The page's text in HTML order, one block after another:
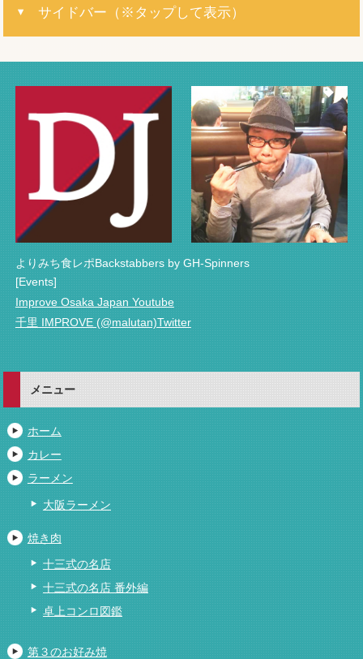
サイドバー（※タップして表示）
よりみち食レポBackstabbers by GH-Spinners
[Events]
Improve Osaka Japan Youtube
千里 IMPROVE (@malutan)Twitter
メニュー
ホーム
カレー
ラーメン
大阪ラーメン
焼き肉
十三式の名店
十三式の名店 番外編
卓上コンロ図鑑
第３のお好み焼